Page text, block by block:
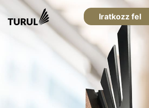
Iratkozz fel